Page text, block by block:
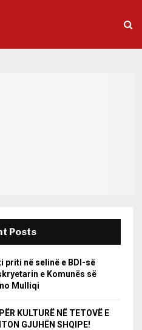
Posts
priti në selinë e BDI-së
e Komunës së
Mulliqi
KULTURË NË TETOVË E
GJUHËN SHQIPE!